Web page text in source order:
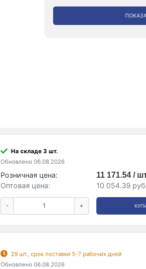
На складе 3 шт.
Обновлено 06.08.2026
Розничная цена:
11 171.54 /
Оптовая цена:
10 054.39
- +
29 шт., срок поставки 5-7 рабочих дней
Обновлено 06.08.2026